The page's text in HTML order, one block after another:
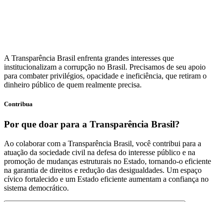
A Transparência Brasil enfrenta grandes interesses que
institucionalizam a corrupção no Brasil. Precisamos de seu apoio
para combater privilégios, opacidade e ineficiência, que retiram o
dinheiro público de quem realmente precisa.
Contribua
Por que doar para a Transparência Brasil?
Ao colaborar com a Transparência Brasil, você contribui para a
atuação da sociedade civil na defesa do interesse público e na
promoção de mudanças estruturais no Estado, tornando-o eficiente
na garantia de direitos e redução das desigualdades. Um espaço
cívico fortalecido e um Estado eficiente aumentam a confiança no
sistema democrático.